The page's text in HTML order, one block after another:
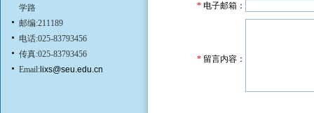
学路
邮编:211189
电话:025-83793456
传真:025-83793456
Email:lixs@seu.edu.cn
* 电子邮箱：
* 留言内容：